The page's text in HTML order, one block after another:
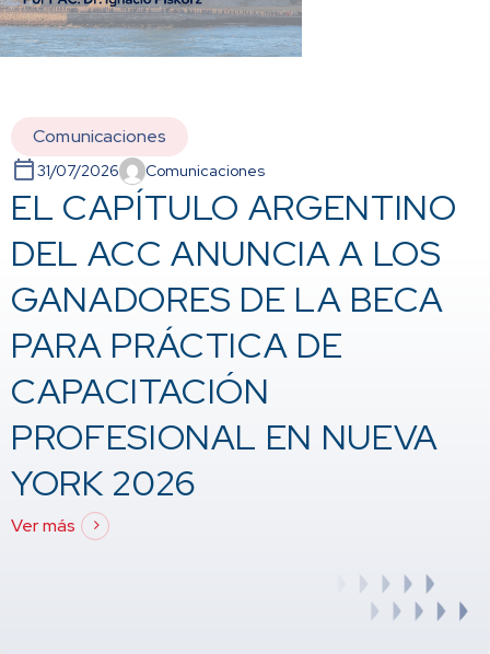
Comunicaciones
31/07/2026 Comunicaciones
EL CAPÍTULO ARGENTINO
DEL ACC ANUNCIA A LOS
GANADORES DE LA BECA
PARA PRÁCTICA DE
CAPACITACIÓN
PROFESIONAL EN NUEVA
YORK 2026
Ver más